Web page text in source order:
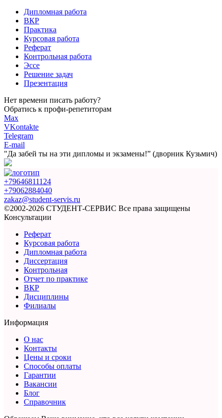
Дипломная работа
ВКР
Практика
Курсовая работа
Реферат
Контрольная работа
Эссе
Решение задач
Презентация
Нет времени писать работу?
Обратись к профи-репетиторам
Max
VKontakte
Telegram
E-mail
"Да забей ты на эти дипломы и экзамены!” (дворник Кузьмич)
+79646811124
+79062884040
zakaz@student-servis.ru
©2002-2026 СТУДЕНТ-СЕРВИС Все права защищены
Консультации
Реферат
Курсовая работа
Дипломная работа
Диссертация
Контрольная
Отчет по практике
ВКР
Дисциплины
Филиалы
Информация
О нас
Контакты
Цены и сроки
Способы оплаты
Гарантии
Вакансии
Блог
Справочник